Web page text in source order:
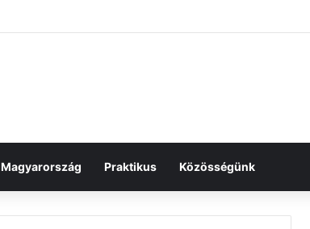
Magyarország Praktikus Közösségünk